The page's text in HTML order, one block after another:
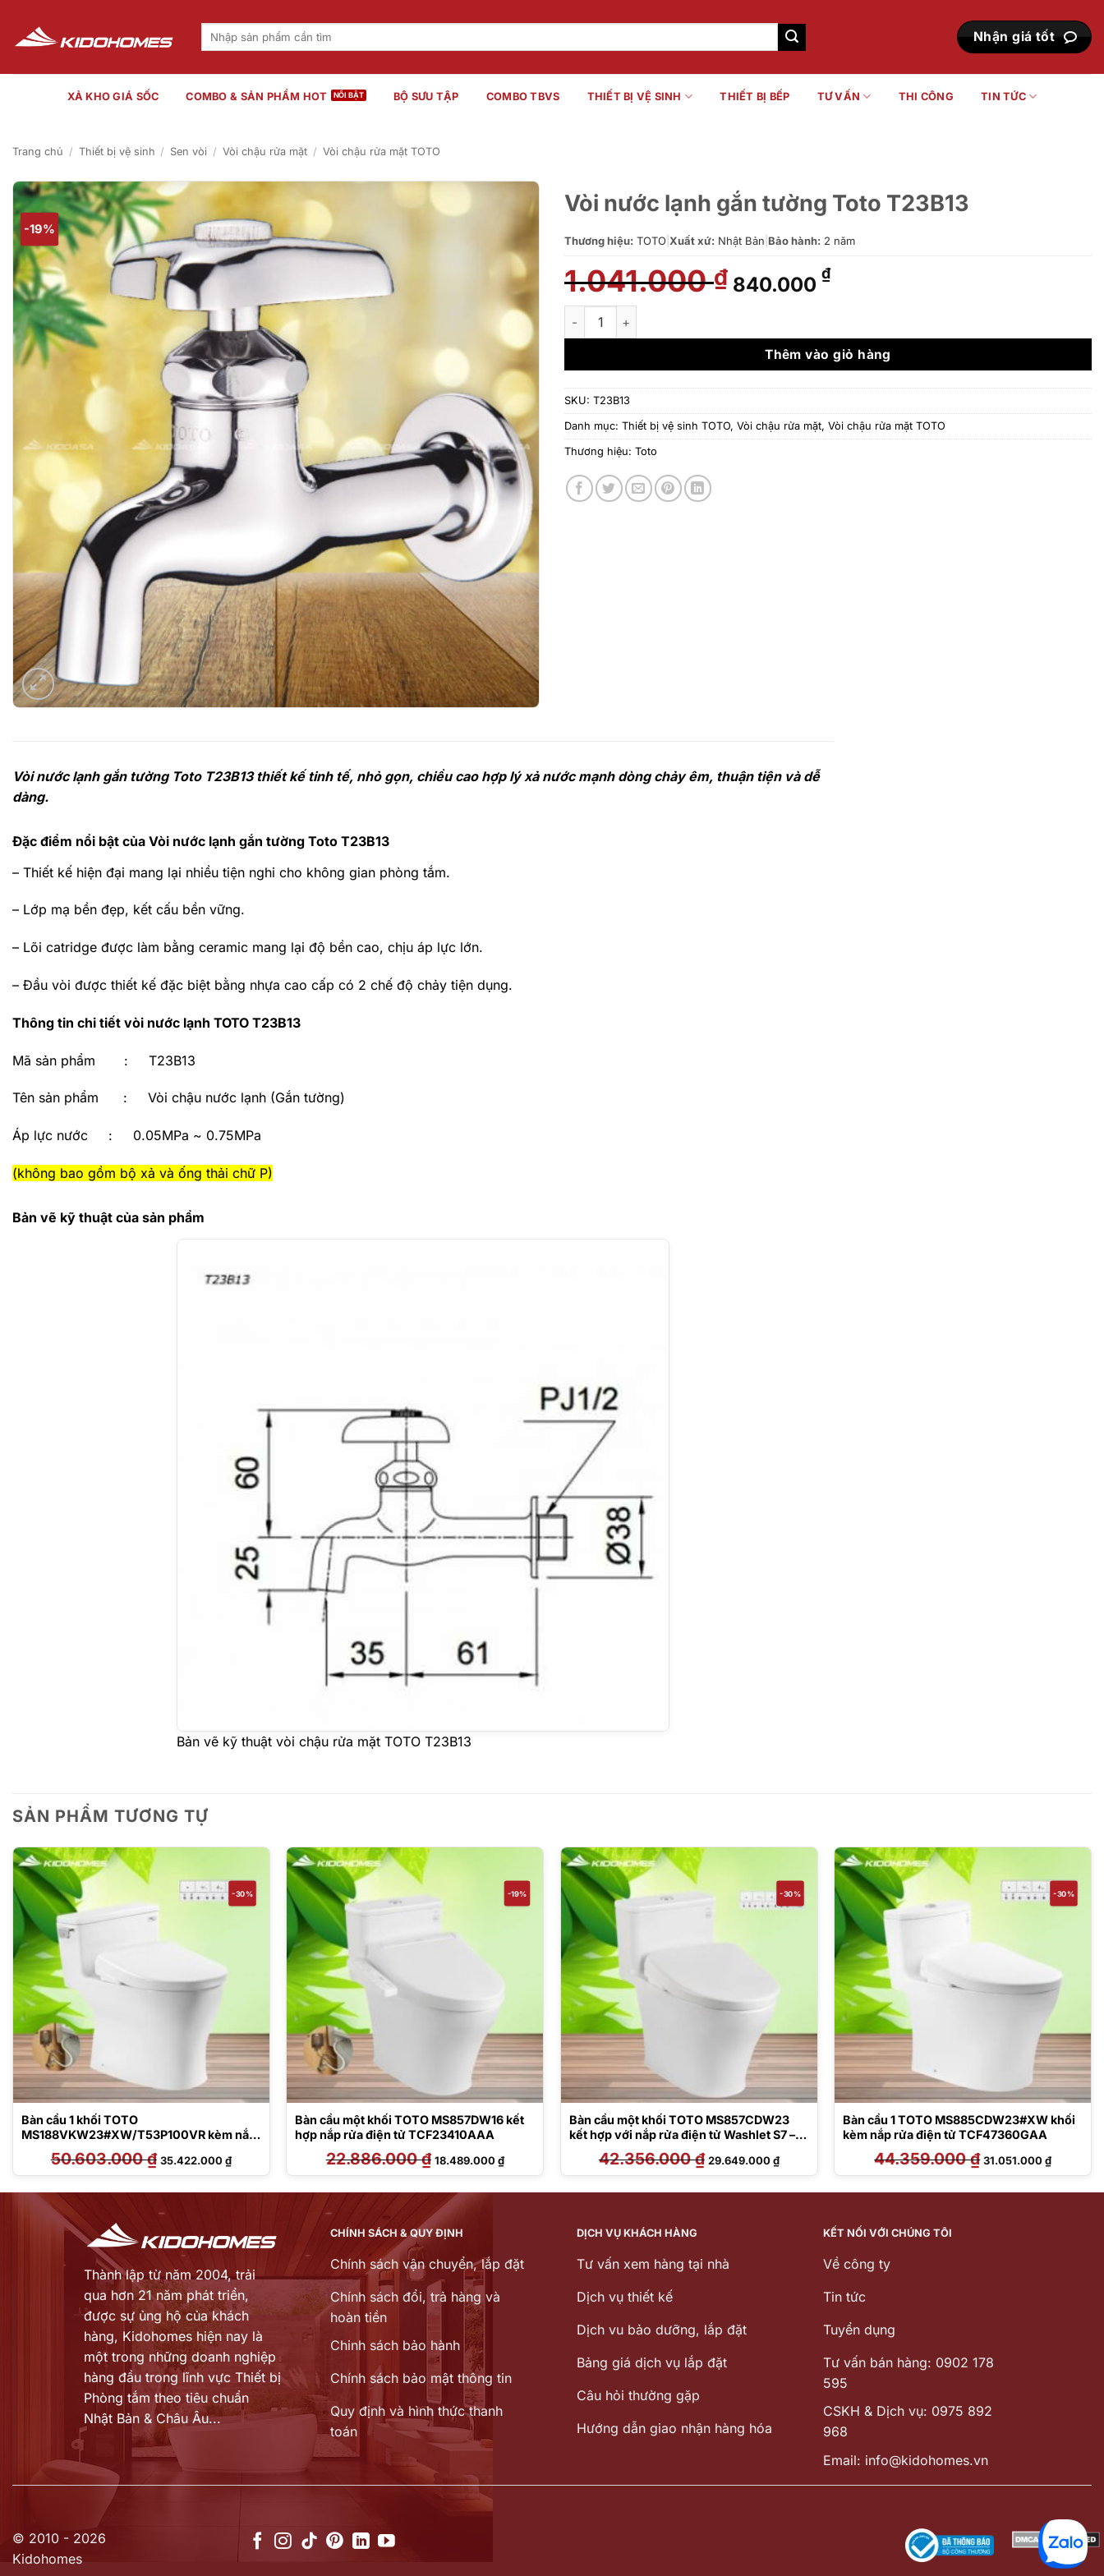
nội
dung
Tìm
Nhận giá tốt
XẢ KHO GIÁ SỐC COMBO & SẢN PHẨM HOT BỘ SƯU TẬP COMBO TBVS THIẾT BỊ VỆ SINH THIẾT BỊ BẾP TƯ VẤN THI CÔNG TIN TỨC
Trang chủ / Thiết bị vệ sinh / Sen vòi / Vòi chậu rửa mặt / Vòi chậu rửa mặt TOTO
-19%
Vòi nước lạnh gắn tường Toto T23B13
Thương hiệu: TOTO Xuất xứ: Nhật Bản Bảo hành: 2 năm
1.041.000₫ Giá
gốc
1.041.000 ₫.
840.000 ₫Giá
là:
840.000 ₫.
Vòi nước lạnh gắn tường Toto T23B13 số lượng
Thêm vào giỏ hàng
SKU: T23B13
Danh mục: Thiết bị vệ sinh TOTO, Vòi chậu rửa mặt, Vòi chậu rửa mặt TOTO
Thương hiệu: Toto
Vòi nước lạnh gắn tường Toto T23B13 thiết kế tinh tế, nhỏ gọn, chiều cao hợp lý xả nước mạnh dòng chảy êm, thuận tiện và dễ
dàng.
Đặc điểm nổi bật của Vòi nước lạnh gắn tường Toto T23B13
– Thiết kế hiện đại mang lại nhiều tiện nghi cho không gian phòng tắm.
– Lớp mạ bền đẹp, kết cấu bền vững.
– Lõi catridge được làm bằng ceramic mang lại độ bền cao, chịu áp lực lớn.
– Đầu vòi được thiết kế đặc biệt bằng nhựa cao cấp có 2 chế độ chảy tiện dụng.
Thông tin chi tiết vòi nước lạnh TOTO T23B13
Mã sản phẩm : T23B13
Tên sản phẩm : Vòi chậu nước lạnh (Gắn tường)
Áp lực nước : 0.05MPa ~ 0.75MPa
(không bao gồm bộ xả và ống thải chữ P)
Bản vẽ kỹ thuật của sản phẩm
Bản vẽ kỹ thuật vòi chậu rửa mặt TOTO T23B13
SẢN PHẨM TƯƠNG TỰ
-30%
Bàn cầu 1 khối TOTO
MS188VKW23#XW/T53P100VR kèm nắp
rửa điện tử TCF47360GAA
50.603.000₫ Giá
gốc
là:
35.422.000₫Giá
hiện
tại
35.422.000 ₫.
-19%
Bàn cầu một khối TOTO MS857DW16 kết
hợp nắp rửa điện tử TCF23410AAA
22.886.000₫ Giá
gốc
là:
18.489.000₫Giá
hiện
tại
18.489.000 ₫.
-30%
Bàn cầu một khối TOTO MS857CDW23
kết hợp với nắp rửa điện tử Washlet S7 –
TCF47360GAA
42.356.000₫ Giá
gốc
là:
29.649.000₫Giá
hiện
tại
29.649.000 ₫.
-30%
Bàn cầu 1 TOTO MS885CDW23#XW khối
kèm nắp rửa điện tử TCF47360GAA
44.359.000₫ Giá
gốc
là:
31.051.000₫Giá
hiện
tại
₫.
Thành lập từ năm 2004, trải
qua hơn 21 năm phát triển,
được sự ủng hộ của khách
hàng, Kidohomes hiện nay là
một trong những doanh nghiệp
hàng đầu trong lĩnh vực Thiết bị
Phòng tắm theo tiêu chuẩn
Nhật Bản & Châu Âu...
CHÍNH SÁCH & QUY ĐỊNH
Chính sách vận chuyển, lắp đặt
Chính sách đổi, trả hàng và
hoàn tiền
Chinh sách bảo hành
Chính sách bảo mật thông tin
Quy định và hình thức thanh
toán
DỊCH VỤ KHÁCH HÀNG
Tư vấn xem hàng tại nhà
Dịch vụ thiết kế
Dịch vu bảo dưỡng, lắp đặt
Bảng giá dịch vụ lắp đặt
Câu hỏi thường gặp
Hướng dẫn giao nhận hàng hóa
KẾT NỐI VỚI CHÚNG TÔI
Về công ty
Tin tức
Tuyển dụng
Tư vấn bán hàng: 0902 178
595
CSKH & Dịch vụ: 0975 892
968
Email: info@kidohomes.vn
© 2010 - 2026
Kidohomes